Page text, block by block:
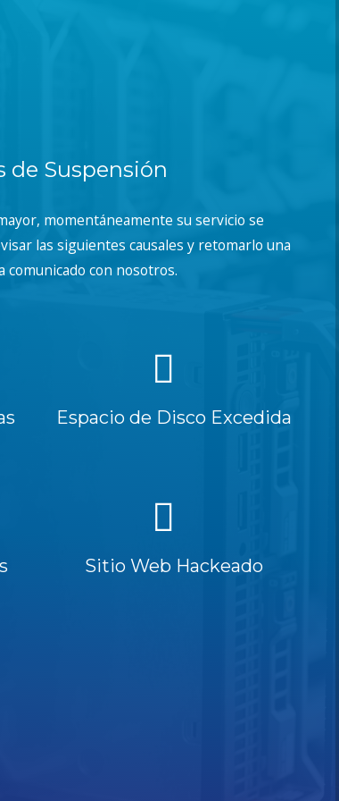
de Suspensión
momentáneamente su servicio se
las siguientes causales y retomarlo una
comunicado con nosotros.
Espacio de Disco Excedida
Sitio Web Hackeado